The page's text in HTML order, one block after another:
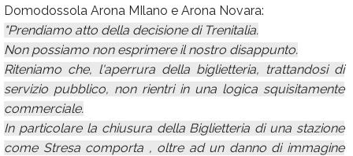
Domodossola Arona MIlano e Arona Novara:
"Prendiamo atto della decisione di Trenitalia.
Non possiamo non esprimere il nostro disappunto.
Riteniamo che, l'aperrura della biglietteria, trattandosi di
servizio pubblico, non rientri in una logica squisitamente
commerciale.
In particolare la chiusura della Biglietteria di una stazione
come Stresa comporta , oltre ad un danno di immagine